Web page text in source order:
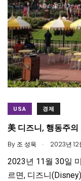
USA 경제
美 디즈니, 행동주
By 조 성욱 . 2023년 12
2023년 11월 30일
르면, 디즈니